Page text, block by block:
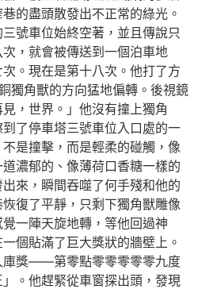
的盡頭散發出不正常的綠光。
號車位始終空著，並且傳說只
，就會被傳送到一個泊車地
次。現在是第十八次。他打了方
獨角獸的方向猛地偏轉。後視鏡
，世界。」他沒有撞上獨角
了停車塔三號車位入口處的一
是撞擊，而是輕柔的碰觸，像
濃郁的、像薄荷口香糖一樣的
來，瞬間吞噬了何手殘和他的
復了平靜，只剩下獨角獸雕像
一陣天旋地轉，等他回過神
個貼滿了巨大獎狀的牆壁上。
庫獎——第零點零零零零零九度
。他趕緊從車窗探出頭，發現